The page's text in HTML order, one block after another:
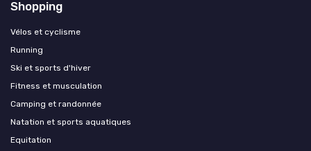
Shopping
Vélos et cyclisme
Running
Ski et sports d'hiver
Fitness et musculation
Camping et randonnée
Natation et sports aquatiques
Equitation